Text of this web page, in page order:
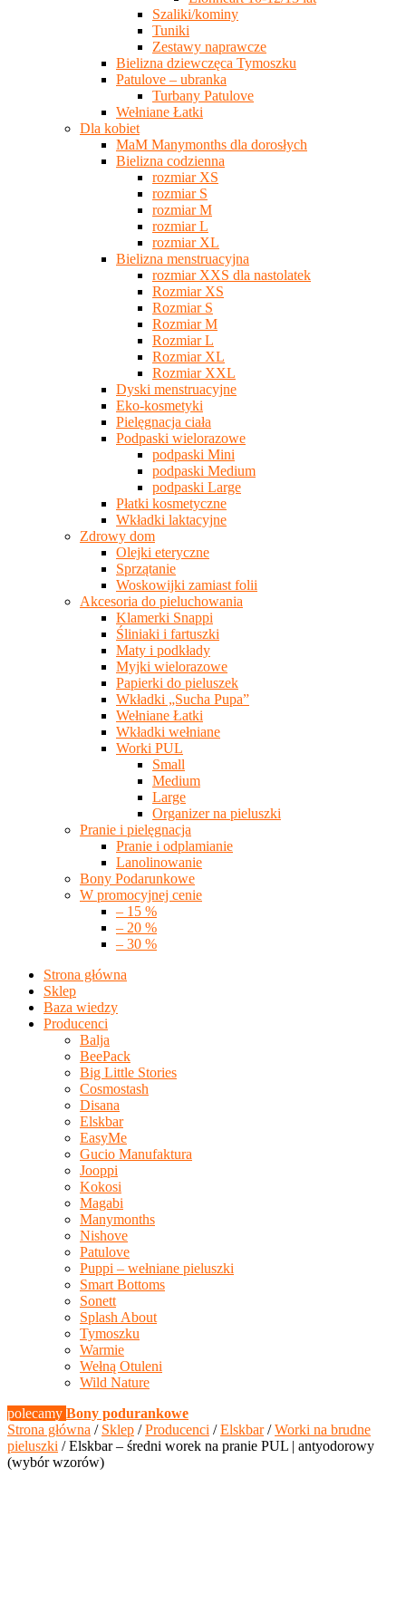
Szaliki/kominy
Tuniki
Zestawy naprawcze
Bielizna dziewczęca Tymoszku
Patulove – ubranka
Turbany Patulove
Wełniane Łatki
Dla kobiet
MaM Manymonths dla dorosłych
Bielizna codzienna
rozmiar XS
rozmiar S
rozmiar M
rozmiar L
rozmiar XL
Bielizna menstruacyjna
rozmiar XXS dla nastolatek
Rozmiar XS
Rozmiar S
Rozmiar M
Rozmiar L
Rozmiar XL
Rozmiar XXL
Dyski menstruacyjne
Eko-kosmetyki
Pielęgnacja ciała
Podpaski wielorazowe
podpaski Mini
podpaski Medium
podpaski Large
Płatki kosmetyczne
Wkładki laktacyjne
Zdrowy dom
Olejki eteryczne
Sprzątanie
Woskowijki zamiast folii
Akcesoria do pieluchowania
Klamerki Snappi
Śliniaki i fartuszki
Maty i podkłady
Myjki wielorazowe
Papierki do pieluszek
Wkładki „Sucha Pupa”
Wełniane Łatki
Wkładki wełniane
Worki PUL
Small
Medium
Large
Organizer na pieluszki
Pranie i pielęgnacja
Pranie i odplamianie
Lanolinowanie
Bony Podarunkowe
W promocyjnej cenie
– 15 %
– 20 %
– 30 %
Strona główna
Sklep
Baza wiedzy
Producenci
Balja
BeePack
Big Little Stories
Cosmostash
Disana
Elskbar
EasyMe
Gucio Manufaktura
Jooppi
Kokosi
Magabi
Manymonths
Nishove
Patulove
Puppi – wełniane pieluszki
Smart Bottoms
Sonett
Splash About
Tymoszku
Warmie
Wełną Otuleni
Wild Nature
polecamy Bony podurankowe
Strona główna / Sklep /Producenci /Elskbar/Worki na brudne
pieluszki / Elskbar – średni worek na pranie PUL | antyodorowy
(wybór wzorów)